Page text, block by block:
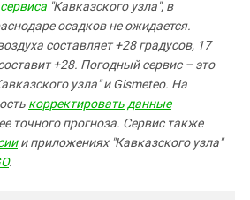
"Кавказского узла", в
осадков не ожидается.
составляет +28 градусов, 17
+28. Погодный сервис – это
узла" и Gismeteo. На
корректировать данные
точного прогноза. Сервис также
и приложениях "Кавказского узла"
.